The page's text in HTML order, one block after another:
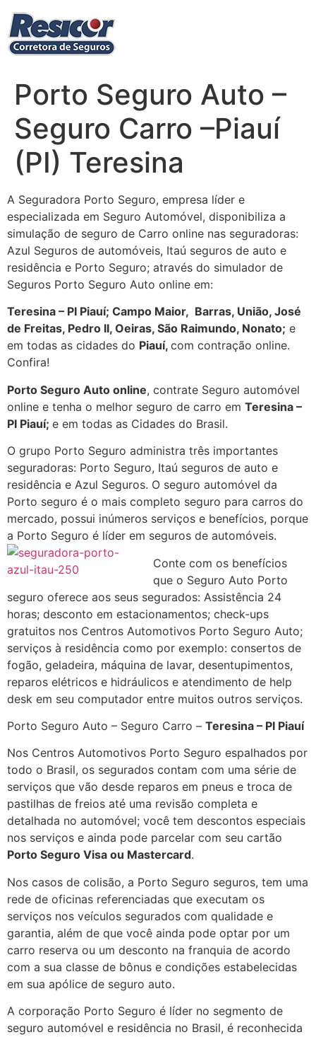
para
conteúdo
Porto Seguro Auto –
Seguro Carro –Piauí
(PI) Teresina
A Seguradora Porto Seguro, empresa líder e
especializada em Seguro Automóvel, disponibiliza a
simulação de seguro de Carro online nas seguradoras:
Azul Seguros de automóveis, Itaú seguros de auto e
residência e Porto Seguro; através do simulador de
Seguros Porto Seguro Auto online em:
Teresina – PI Piauí; Campo Maior, Barras, União, José
de Freitas, Pedro II, Oeiras, São Raimundo, Nonato; e
em todas as cidades do Piauí, com contração online.
Confira!
Porto Seguro Auto online, contrate Seguro automóvel
online e tenha o melhor seguro de carro em Teresina –
PI Piauí; e em todas as Cidades do Brasil.
O grupo Porto Seguro administra três importantes
seguradoras: Porto Seguro, Itaú seguros de auto e
residência e Azul Seguros. O seguro automóvel da
Porto seguro é o mais completo seguro para carros do
mercado, possui inúmeros serviços e benefícios, porque
a Porto Seguro é líder em seguros de automóveis.
Conte com os benefícios
que o Seguro Auto Porto
seguro oferece aos seus segurados: Assistência 24
horas; desconto em estacionamentos; check-ups
gratuitos nos Centros Automotivos Porto Seguro Auto;
serviços à residência como por exemplo: consertos de
fogão, geladeira, máquina de lavar, desentupimentos,
reparos elétricos e hidráulicos e atendimento de help
desk em seu computador entre muitos outros serviços.
Porto Seguro Auto – Seguro Carro – Teresina – PI Piauí
Nos Centros Automotivos Porto Seguro espalhados por
todo o Brasil, os segurados contam com uma série de
serviços que vão desde reparos em pneus e troca de
pastilhas de freios até uma revisão completa e
detalhada no automóvel; você tem descontos especiais
nos serviços e ainda pode parcelar com seu cartão
Porto Seguro Visa ou Mastercard.
Nos casos de colisão, a Porto Seguro seguros, tem uma
rede de oficinas referenciadas que executam os
serviços nos veículos segurados com qualidade e
garantia, além de que você ainda pode optar por um
carro reserva ou um desconto na franquia de acordo
com a sua classe de bônus e condições estabelecidas
em sua apólice de seguro auto.
A corporação Porto Seguro é líder no segmento de
seguro automóvel e residência no Brasil, é reconhecida